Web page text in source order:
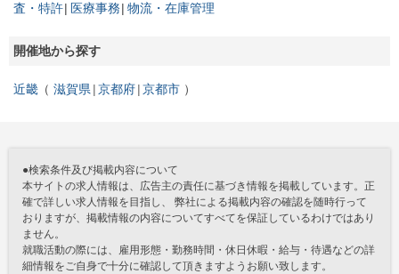
査・特許
医療事務 物流・在庫管理
開催地から探す
近畿 滋賀県 京都府 京都市
●検索条件及び掲載内容について
本サイトの求人情報は、広告主の責任に基づき情報を掲載しています。正
確で詳しい求人情報を目指し、 弊社による掲載内容の確認を随時行って
おりますが、掲載情報の内容についてすべてを保証しているわけではあり
ません。
就職活動の際には、雇用形態・勤務時間・休日休暇・給与・待遇などの詳
細情報をご自身で十分に確認して頂きますようお願い致します。